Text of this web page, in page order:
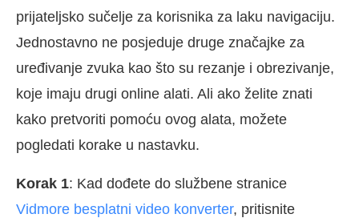
prijateljsko sučelje za korisnika za laku navigaciju.
Jednostavno ne posjeduje druge značajke za
uređivanje zvuka kao što su rezanje i obrezivanje,
koje imaju drugi online alati. Ali ako želite znati
kako pretvoriti pomoću ovog alata, možete
pogledati korake u nastavku.
Korak 1: Kad dođete do službene stranice
Vidmore besplatni video konverter, pritisnite